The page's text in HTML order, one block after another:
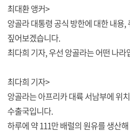
최대환 앵커>
앙골라 대통령 공식 방한에 대한 내용,
짚어보겠습니다.
최다희 기자, 우선 앙골라는 어떤 나라
최다희 기자>
앙골라는 아프리카 대륙 서남부에 위
수출국입니다.
하루에 약 111만 배럴의 원유를 생산